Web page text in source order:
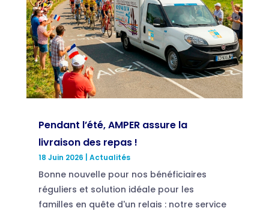
Pendant l’été, AMPER assure la
livraison des repas !
18 Juin 2026 Actualités
Bonne nouvelle pour nos bénéficiaires
réguliers et solution idéale pour les
familles en quête d'un relais : notre service